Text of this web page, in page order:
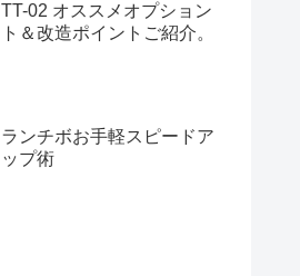
TT-02 オススメオプション
ト＆改造ポイントご紹介。
ランチボお手軽スピードア
ップ術